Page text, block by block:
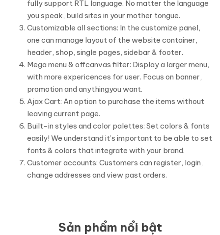
fully support RTL language. No matter the language
you speak, build sites in your mother tongue.
Customizable all sections: In the customize panel,
one can manage layout of the website container,
header, shop, single pages, sidebar & footer.
Mega menu & offcanvas filter: Display a larger menu,
with more expericences for user. Focus on banner,
promotion and anythingyou want.
Ajax Cart: An option to purchase the items without
leaving current page.
Built-in styles and color palettes: Set colors & fonts
easily! We understand it’s important to be able to set
fonts & colors that integrate with your brand.
Customer accounts: Customers can register, login,
change addresses and view past orders.
Sản phẩm nổi bật